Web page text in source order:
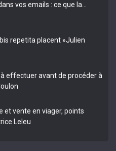
vos emails : ce que la…
repetita placent »Julien
effectuer avant de procéder à
et vente en viager, points
Leleu